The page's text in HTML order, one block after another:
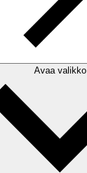
Avaa valikko